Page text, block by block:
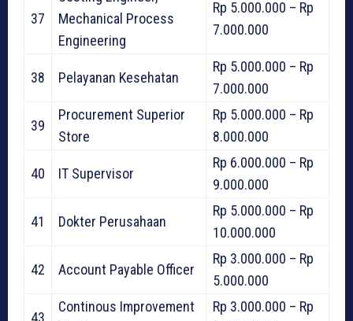
37
Mechanical Process
Engineering
Rp 5.000.000 – Rp
7.000.000
38 Pelayanan Kesehatan
Rp 5.000.000 – Rp
7.000.000
39
Procurement Superior
Store
Rp 5.000.000 – Rp
8.000.000
40 IT Supervisor
Rp 6.000.000 – Rp
9.000.000
41 Dokter Perusahaan
Rp 5.000.000 – Rp
10.000.000
42 Account Payable Officer
Rp 3.000.000 – Rp
5.000.000
43
Continous Improvement
Rp 3.000.000 – Rp